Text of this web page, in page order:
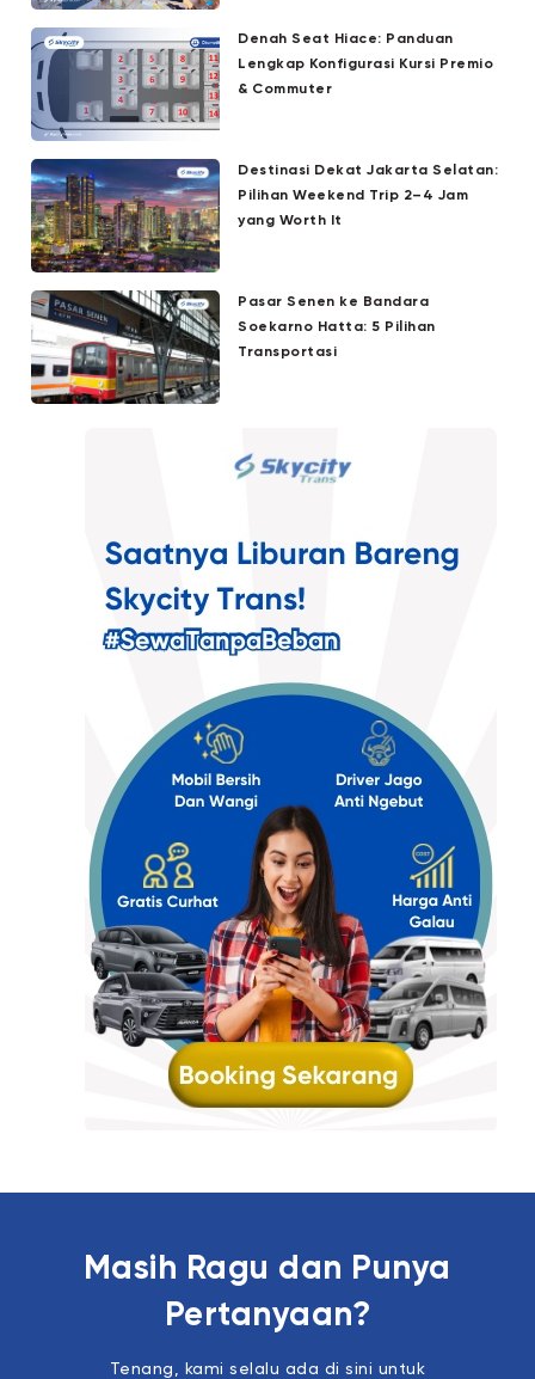
Denah Seat Hiace: Panduan
Lengkap Konfigurasi Kursi Premio
& Commuter
Destinasi Dekat Jakarta Selatan:
Pilihan Weekend Trip 2–4 Jam
yang Worth It
Pasar Senen ke Bandara
Soekarno Hatta: 5 Pilihan
Transportasi
Masih Ragu dan Punya
Pertanyaan?
Tenang, kami selalu ada di sini untuk